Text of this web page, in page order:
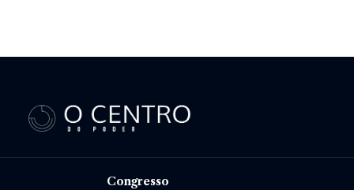
Congresso